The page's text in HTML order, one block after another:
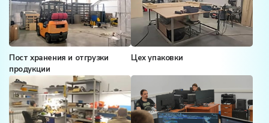
Пост хранения и отгрузки
продукции
Цех упаковки